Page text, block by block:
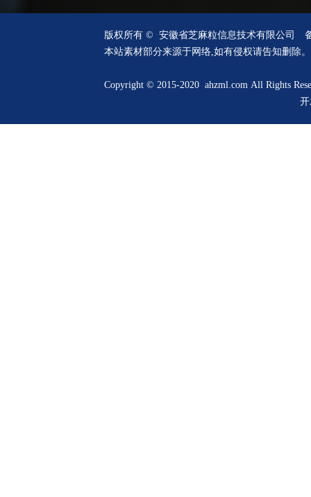
版权所有 © 安徽省芝麻粒信息技术有限公司
本站素材部分来源于网络,如有侵权请告知删除。
Copyright © 2015-2020 ahzml.com All Rights